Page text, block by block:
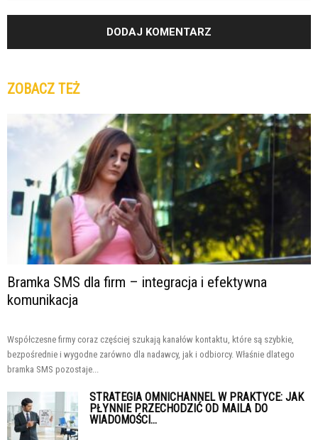
ZOBACZ TEŻ
Bramka SMS dla firm – integracja i efektywna
komunikacja
Współczesne firmy coraz częściej szukają kanałów kontaktu, które są szybkie,
bezpośrednie i wygodne zarówno dla nadawcy, jak i odbiorcy. Właśnie dlatego
bramka SMS pozostaje...
STRATEGIA OMNICHANNEL W PRAKTYCE: JAK
PŁYNNIE PRZECHODZIĆ OD MAILA DO
WIADOMOŚCI...